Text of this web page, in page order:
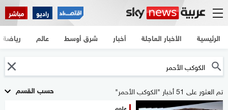
راديو مباشر
الرئيسية الأخبار العاجلة أخبار شرق أوسط عالم رياضة
حسب القسم تم العثور على 51 أخبار "الكوكب الأحمر"
علوم